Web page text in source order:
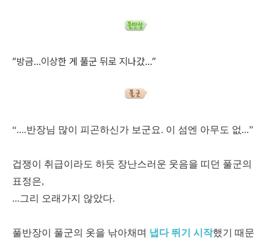
“방금...이상한 게 풀군 뒤로 지나갔...”
“....반장님 많이 피곤하신가 보군요. 이 섬엔 아무도 없...”
겁쟁이 취급이라도 하듯 장난스러운 웃음을 띠던 풀군의
표정은,
...그리 오래가지 않았다.
풀반장이 풀군의 옷을 낚아채며 냅다 뛰기 시작했기 때문